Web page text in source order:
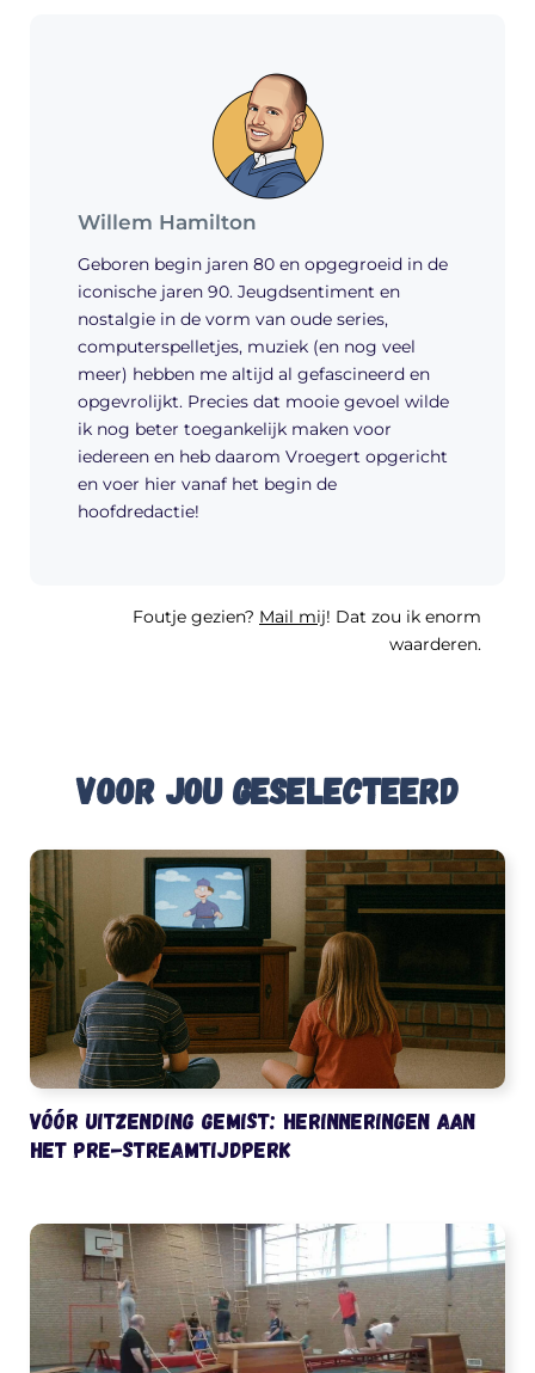
Willem Hamilton
Geboren begin jaren 80 en opgegroeid in de
iconische jaren 90. Jeugdsentiment en
nostalgie in de vorm van oude series,
computerspelletjes, muziek (en nog veel
meer) hebben me altijd al gefascineerd en
opgevrolijkt. Precies dat mooie gevoel wilde
ik nog beter toegankelijk maken voor
iedereen en heb daarom Vroegert opgericht
en voer hier vanaf het begin de
hoofdredactie!
Foutje gezien? Mail mij! Dat zou ik enorm
waarderen.
Voor jou geselecteerd
Vóór uitzending gemist: herinneringen aan
het pre-streamtijdperk